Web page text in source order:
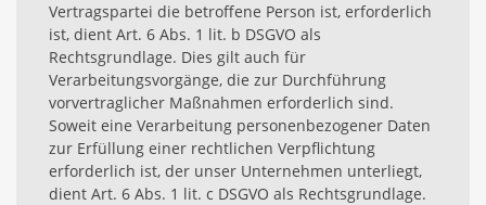
Vertragspartei die betroffene Person ist, erforderlich
ist, dient Art. 6 Abs. 1 lit. b DSGVO als
Rechtsgrundlage. Dies gilt auch für
Verarbeitungsvorgänge, die zur Durchführung
vorvertraglicher Maßnahmen erforderlich sind.
Soweit eine Verarbeitung personenbezogener Daten
zur Erfüllung einer rechtlichen Verpflichtung
erforderlich ist, der unser Unternehmen unterliegt,
dient Art. 6 Abs. 1 lit. c DSGVO als Rechtsgrundlage.